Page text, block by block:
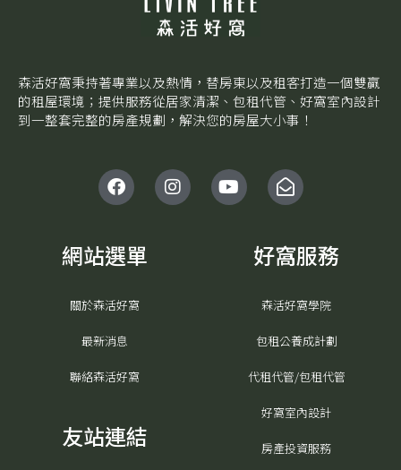
森活好窩秉持著專業以及熱情，替房東以及租客打造一個雙贏
的租屋環境；提供服務從居家清潔、包租代管、好窩室內設計
到一整套完整的房產規劃，解決您的房屋大小事！
F
a
c
b
o
k
I
n
s
Y
o
u
E
n
v
l
o
e
-
o
p
e
n
網站選單
關於森活好窩
最新消息
聯絡森活好窩
友站連結
好窩服務
森活好窩學院
包租公養成計劃
代租代管/包租代管
好窩室內設計
房產投資服務